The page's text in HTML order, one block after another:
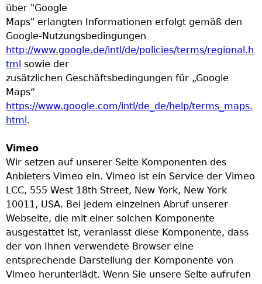
über "Google
Maps" erlangten Informationen erfolgt gemäß den
Google-Nutzungsbedingungen
http://www.google.de/intl/de/policies/terms/regional.h
tml sowie der
zusätzlichen Geschäftsbedingungen für „Google
Maps“
https://www.google.com/intl/de_de/help/terms_maps.
html.
Vimeo
Wir setzen auf unserer Seite Komponenten des
Anbieters Vimeo ein. Vimeo ist ein Service der Vimeo
LCC, 555 West 18th Street, New York, New York
10011, USA. Bei jedem einzelnen Abruf unserer
Webseite, die mit einer solchen Komponente
ausgestattet ist, veranlasst diese Komponente, dass
der von Ihnen verwendete Browser eine
entsprechende Darstellung der Komponente von
Vimeo herunterlädt. Wenn Sie unsere Seite aufrufen